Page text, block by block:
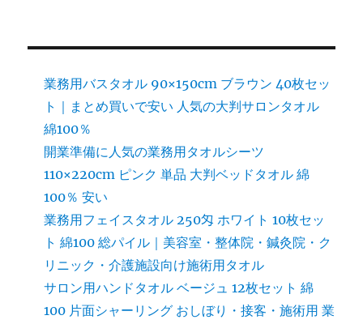
業務用バスタオル 90×150cm ブラウン 40枚セッ
ト｜まとめ買いで安い 人気の大判サロンタオル
綿100％
開業準備に人気の業務用タオルシーツ
110×220cm ピンク 単品 大判ベッドタオル 綿
100％ 安い
業務用フェイスタオル 250匁 ホワイト 10枚セッ
ト 綿100 総パイル｜美容室・整体院・鍼灸院・ク
リニック・介護施設向け施術用タオル
サロン用ハンドタオル ベージュ 12枚セット 綿
100 片面シャーリング おしぼり・接客・施術用 業